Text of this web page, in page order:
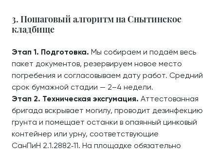
3. Пошаговый алгоритм на Снытинское
кладбище
Этап 1. Подготовка. Мы собираем и подаём весь
пакет документов, резервируем новое место
погребения и согласовываем дату работ. Средний
срок бумажной стадии — 2–4 недели.
Этап 2. Техническая эксгумация. Аттестованная
бригада вскрывает могилу, проводит дезинфекцию
грунта и помещает останки в опаянный цинковый
контейнер или урну, соответствующие
СанПиН 2.1.2882‑11. На площадке обязательно